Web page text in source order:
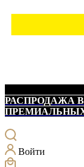
РАСПРОДАЖА
Войти